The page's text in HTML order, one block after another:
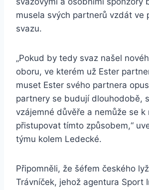
musela svých partnerů vzdát ve
svazu.
„Pokud by tedy svaz našel
oboru, ve kterém už Ester
muset Ester svého partnera
partnery se budují dlouhodobě,
vzájemné důvěře a nemůže se k
přistupovat tímto způsobem,“
týmu kolem Ledecké.
Připomněli, že šéfem českého
Trávníček, jehož agentura Sport